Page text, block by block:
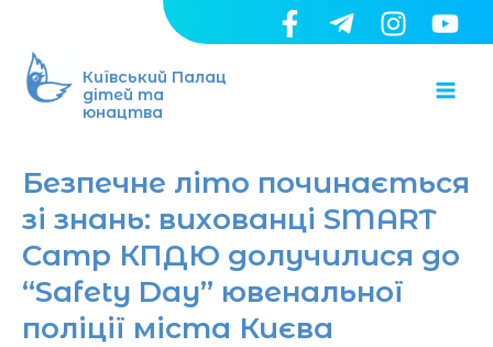
вмісту
Київський Палац
дітей та
юнацтва
Безпечне літо починається
зі знань: вихованці SMART
Camp КПДЮ долучилися до
“Safety Day” ювенальної
поліції міста Києва